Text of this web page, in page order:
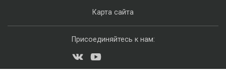
Карта сайта
Присоединяйтесь к нам: